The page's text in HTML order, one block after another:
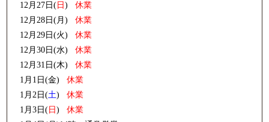
12月27日(日 ) 休業
12月28日(月) 休業
12月29日(火) 休業
12月30日(水) 休業
12月31日(木) 休業
1月1日(金) 休業
1月2日(土) 休業
1月3日(日 ) 休業